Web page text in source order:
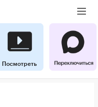
Посмотреть